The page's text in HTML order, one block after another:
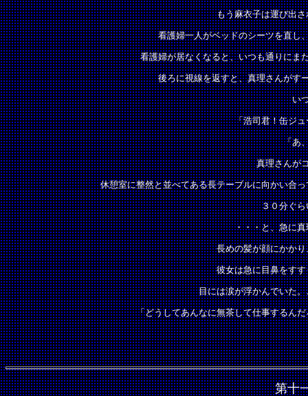
もう麻衣子は運び出
看護婦一人がベッドのシーツを直し
看護婦が居なくなると、いつも通りにま
後ろに視線を返すと、真理さんがす
い
「浩司君！缶ジ
「あ
真理さんが
休憩室に整然と並べてある長テーブルに向かい合
３０分ぐ
・・・と、急に
長めの髪が顔にかか
彼女は急に目鼻をす
目には涙が浮かんでいた
「どうしてあんなに無茶して仕事するん
第十